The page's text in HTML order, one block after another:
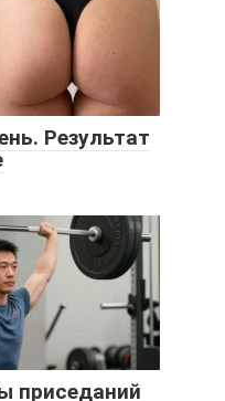
Результат
приседаний